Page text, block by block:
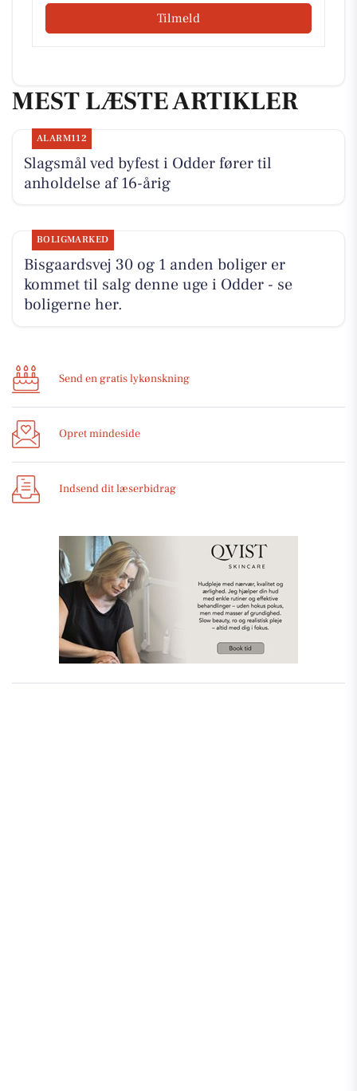
Tilmeld
MEST LÆSTE ARTIKLER
ALARM112
Slagsmål ved byfest i Odder fører til
anholdelse af 16-årig
BOLIGMARKED
Bisgaardsvej 30 og 1 anden boliger er
kommet til salg denne uge i Odder - se
boligerne her.
Send en gratis lykønskning
Opret mindeside
Indsend dit læserbidrag